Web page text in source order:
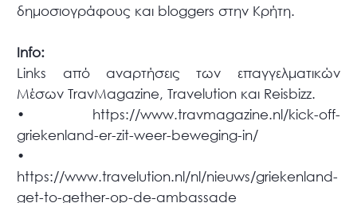
δημοσιογράφους και bloggers στην Κρήτη.
Info:
Links από αναρτήσεις των επαγγελματικών
Μέσων TravMagazine, Travelution και Reisbizz.
• https://www.travmagazine.nl/kick-off-
griekenland-er-zit-weer-beweging-in/
•
https://www.travelution.nl/nl/nieuws/griekenland-
get-to-gether-op-de-ambassade